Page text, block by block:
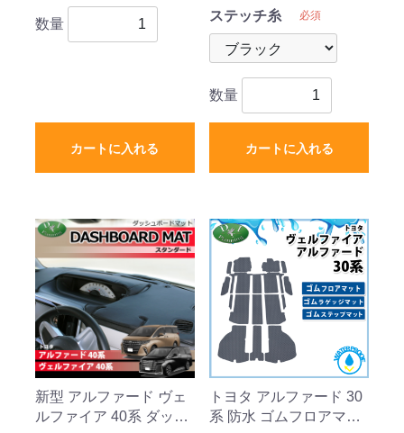
数量
カートに入れる
ステッチ糸 必須
数量
カートに入れる
新型 アルファード ヴェ
ルファイア 40系 ダッシ
トヨタ アルファード 30
系 防水 ゴムフロアマッ